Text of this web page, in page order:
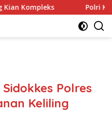
Polri Kerahkan 372
Polres
Keliling